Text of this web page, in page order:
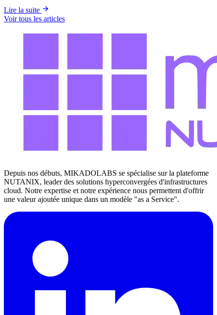
Lire la suite
Voir tous les articles
Depuis nos débuts, MIKADOLABS se spécialise sur la plateforme
NUTANIX, leader des solutions hyperconvergées d'infrastructures
cloud. Notre expertise et notre expérience nous permettent d'offrir
une valeur ajoutée unique dans un modèle "as a Service".